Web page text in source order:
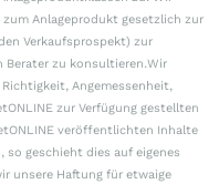
Anlageprodukt gesetzlich zur
Verkaufsprospekt) zur
Berater zu konsultieren.Wir
Angemessenheit,
zur Verfügung gestellten
veröffentlichten Inhalte
so geschieht dies auf eigenes
unsere Haftung für etwaige